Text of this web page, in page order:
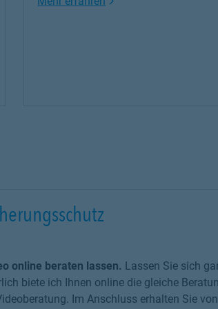
online beraten lassen. Lassen Sie sich
biete ich Ihnen online die gleiche
Im Anschluss erhalten Sie